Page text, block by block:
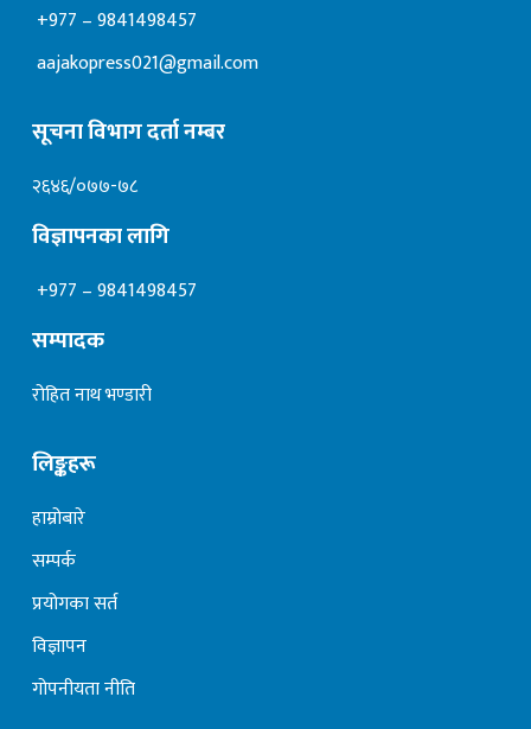
+977 – 9841498457
aajakopress021@gmail.com
सूचना विभाग दर्ता नम्बर
२६४६/०७७-७८
विज्ञापनका लागि
+977 – 9841498457
सम्पादक
रोहित नाथ भण्डारी
लिङ्कहरू
हाम्रोबारे
सम्पर्क
प्रयोगका सर्त
विज्ञापन
गोपनीयता नीति